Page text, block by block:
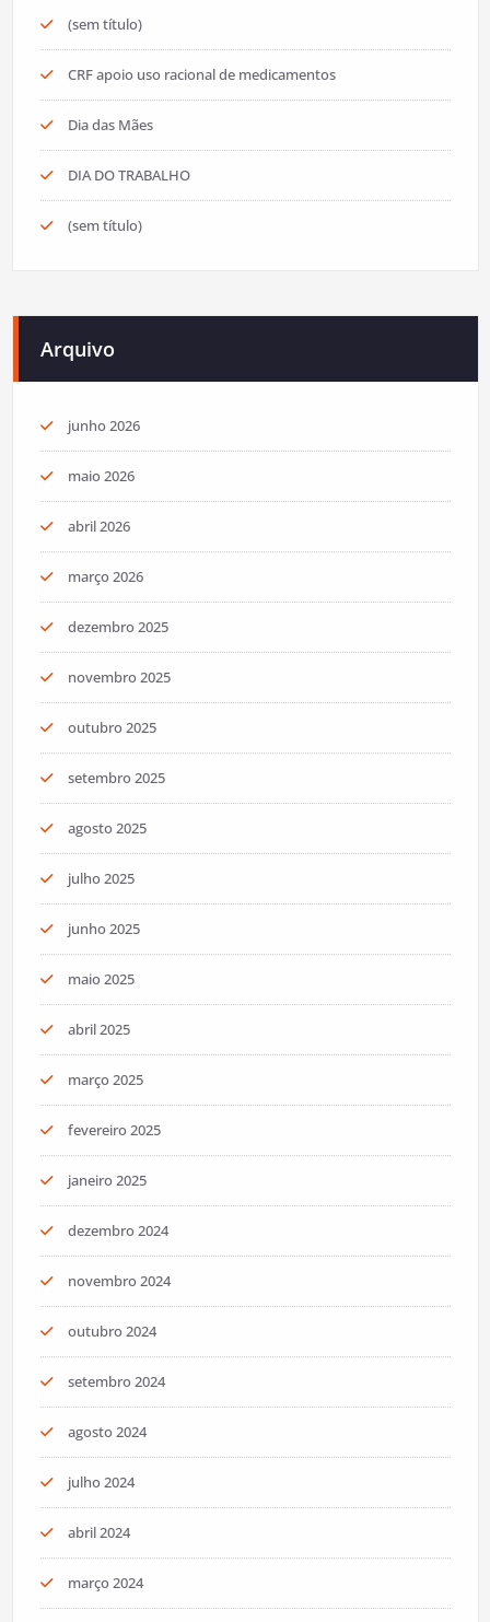
(sem título)
CRF apoio uso racional de medicamentos
Dia das Mães
DIA DO TRABALHO
(sem título)
Arquivo
junho 2026
maio 2026
abril 2026
março 2026
dezembro 2025
novembro 2025
outubro 2025
setembro 2025
agosto 2025
julho 2025
junho 2025
maio 2025
abril 2025
março 2025
fevereiro 2025
janeiro 2025
dezembro 2024
novembro 2024
outubro 2024
setembro 2024
agosto 2024
julho 2024
abril 2024
março 2024